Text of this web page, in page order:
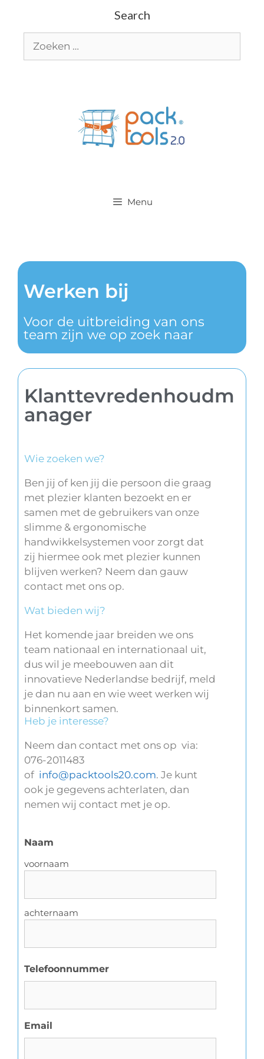
Search
Menu
Werken bij
Voor de uitbreiding van ons
team zijn we op zoek naar
Klanttevredenhoudm
anager
Wie zoeken we?
Ben jij of ken jij die persoon die graag
met plezier klanten bezoekt en er
samen met de gebruikers van onze
slimme & ergonomische
handwikkelsystemen voor zorgt dat
zij hiermee ook met plezier kunnen
blijven werken? Neem dan gauw
contact met ons op.
Wat bieden wij?
Het komende jaar breiden we ons
team nationaal en internationaal uit,
dus wil je meebouwen aan dit
innovatieve Nederlandse bedrijf, meld
je dan nu aan en wie weet werken wij
binnenkort samen.
Heb je interesse?
Neem dan contact met ons op via:
076-2011483
of info@packtools20.com. Je kunt
ook je gegevens achterlaten, dan
nemen wij contact met je op.
Naam
voornaam
achternaam
Telefoonnummer
Email